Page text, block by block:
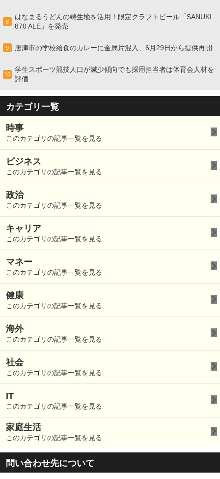
8
はなまるうどんの端生地を活用！限定クラフトビール「SANUKI
870 ALE」を発売
9 唐津市の学校給食のカレーに金属片混入、6月29日から提供再開
10
学生スポーツ競技人口が減少傾向でも採用担当者は体育会人材を
評価
カテゴリ一覧
時事
このカテゴリの記事一覧を見る
ビジネス
このカテゴリの記事一覧を見る
政治
このカテゴリの記事一覧を見る
キャリア
このカテゴリの記事一覧を見る
マネー
このカテゴリの記事一覧を見る
健康
このカテゴリの記事一覧を見る
海外
このカテゴリの記事一覧を見る
社会
このカテゴリの記事一覧を見る
IT
このカテゴリの記事一覧を見る
家庭生活
このカテゴリの記事一覧を見る
問い合わせ先について